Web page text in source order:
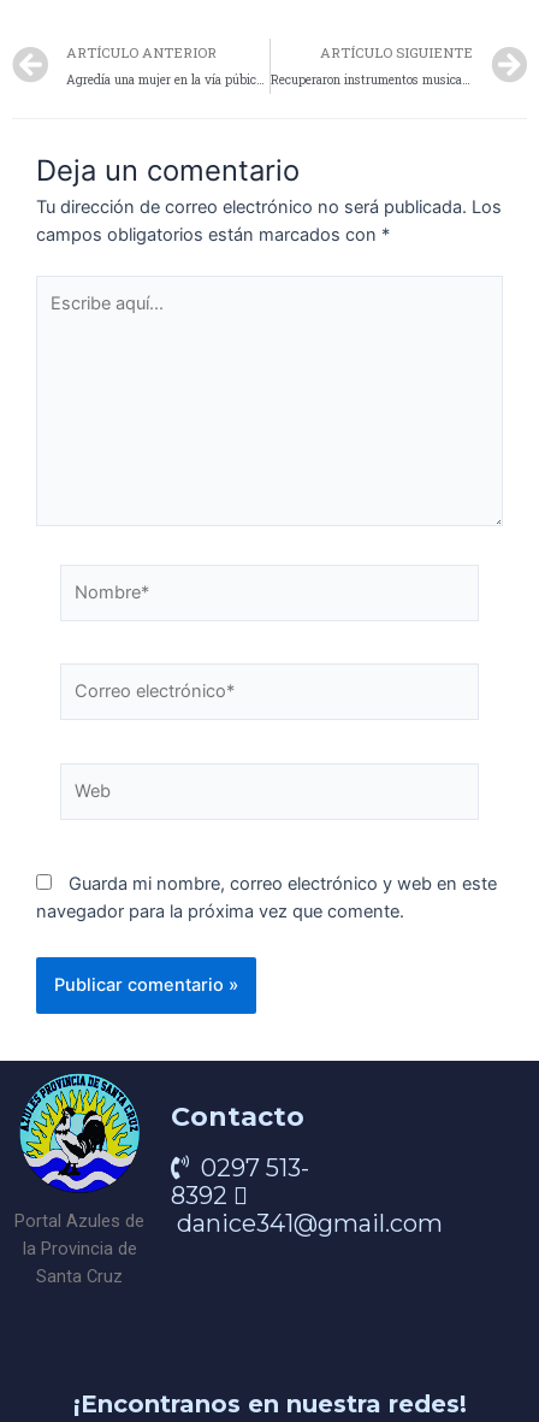
ARTÍCULO ANTERIOR ARTÍCULO SIGUIENTE
Deja un comentario
Tu dirección de correo electrónico no será publicada. Los
campos obligatorios están marcados con *
Guarda mi nombre, correo electrónico y web en este
navegador para la próxima vez que comente.
Portal Azules de
la Provincia de
Santa Cruz
Contacto
0297 513-
8392
danice341@gmail.com
¡Encontranos en nuestra redes!